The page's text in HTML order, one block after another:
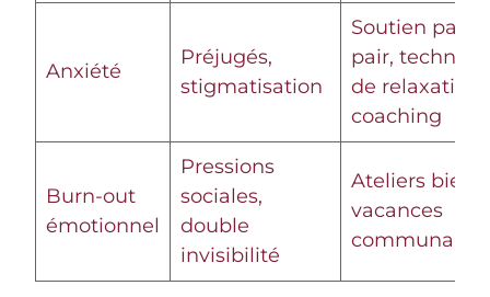
Anxiété
Préjugés,
stigmatisation
Soutien pair-
pair,
de relaxation,
coaching
Burn-out
émotionnel
Pressions
sociales,
double
invisibilité
Ateliers bien-
vacances